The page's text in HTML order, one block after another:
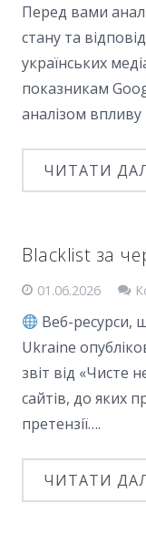
Перед вами
стану та
українських
показникам
аналізом
ЧИТАТИ
Blacklist за
01.06.2026
Веб-ресурси,
Ukraine
звіт від «Чисте
сайтів, до яких
претензії….
ЧИТАТИ